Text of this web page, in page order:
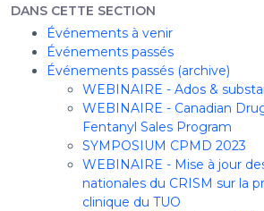
DANS CETTE SECTION
Événements à venir
Événements passés
Événements passés (archive)
WEBINAIRE - Ados &
WEBINAIRE - Canadian
Fentanyl Sales Program
SYMPOSIUM CPMD 2023
WEBINAIRE - Mise à jour
nationales du CRISM sur la
clinique du TUO